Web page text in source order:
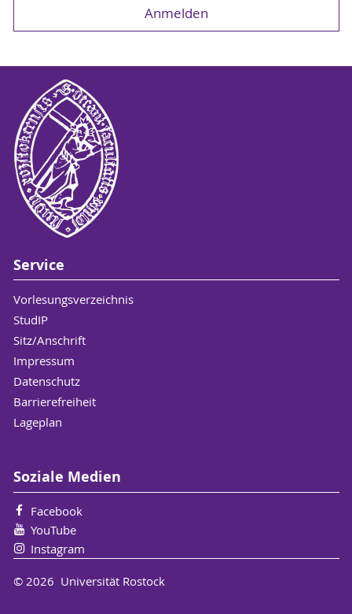
Service
Vorlesungsverzeichnis
StudIP
Sitz/Anschrift
Impressum
Datenschutz
Barrierefreiheit
Lageplan
Soziale Medien
Facebook
YouTube
Instagram
© 2026 Universität Rostock